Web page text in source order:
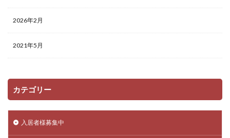
2026年2月
2021年5月
カテゴリー
入居者様募集中